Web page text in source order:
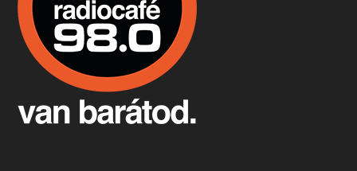
Fermentáljunk, a testünk meghálálja!
Apr 3, 2026 • 00:36:07